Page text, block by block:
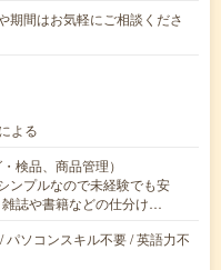
間はお気軽にご相談くださ
よる
検品、商品管理）
ンプルなので未経験でも安
誌や書籍などの仕分け…
ソコンスキル不要 / 英語力不